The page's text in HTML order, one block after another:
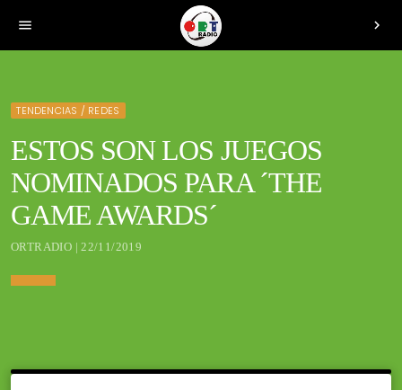
menu chevron_right
TENDENCIAS / REDES
ESTOS SON LOS JUEGOS
NOMINADOS PARA ´THE
GAME AWARDS´
ORTRADIO | 22/11/2019